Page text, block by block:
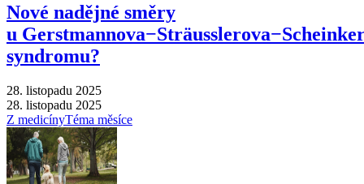
Nové nadějné směry
u
syndromu?
28. listopadu 2025
28. listopadu 2025
Z medicínyTéma měsíce